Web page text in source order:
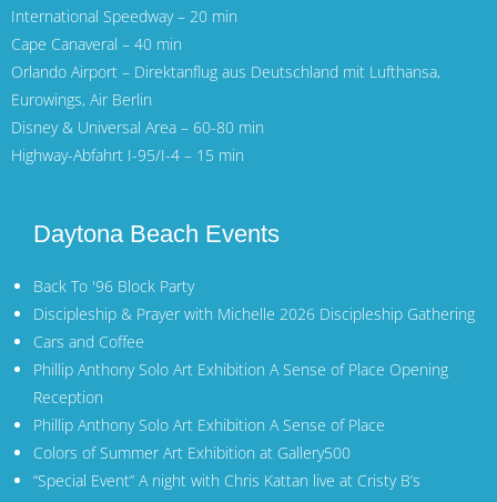
International Speedway – 20 min
Cape Canaveral – 40 min
Orlando Airport – Direktanflug aus Deutschland mit Lufthansa,
Eurowings, Air Berlin
Disney & Universal Area – 60-80 min
Highway-Abfahrt I-95/I-4 – 15 min
Daytona Beach Events
Back To '96 Block Party
Discipleship & Prayer with Michelle 2026 Discipleship Gathering
Cars and Coffee
Phillip Anthony Solo Art Exhibition A Sense of Place Opening
Reception
Phillip Anthony Solo Art Exhibition A Sense of Place
Colors of Summer Art Exhibition at Gallery500
“Special Event” A night with Chris Kattan live at Cristy B’s